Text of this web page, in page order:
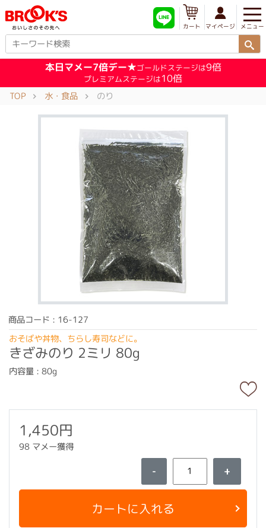
メニュー
マイページ
カート
本日マメー7倍デー★ゴールドステージは9倍
プレミアムステージは10倍
TOP 水・食品 のり
商品コード : 16-127
おそばや丼物、ちらし寿司などに。
きざみのり 2ミリ 80g
内容量 : 80g
1,450円
98 マメー獲得
- +
カートに入れる